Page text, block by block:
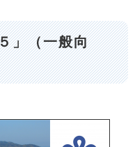
」（一般向